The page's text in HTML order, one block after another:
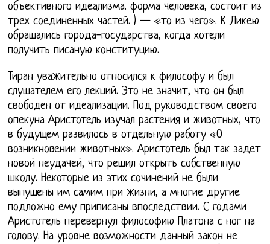
объективного идеализма. форма человека, состоит из
трех соединенных частей. ) — «то из чего». К Ликею
обращались города-государства, когда хотели
получить писаную конституцию.
Тиран уважительно относился к философу и был
слушателем его лекций. Это не значит, что он был
свободен от идеализации. Под руководством своего
опекуна Аристотель изучал растения и животных, что
в будущем развилось в отдельную работу «О
возникновении животных». Аристотель был так задет
новой неудачей, что решил открыть собственную
школу. Некоторые из этих сочинений не были
выпущены им самим при жизни, а многие другие
подложно ему приписаны впоследствии. С годами
Аристотель перевернул философию Платона с ног на
голову. На уровне возможности данный закон не